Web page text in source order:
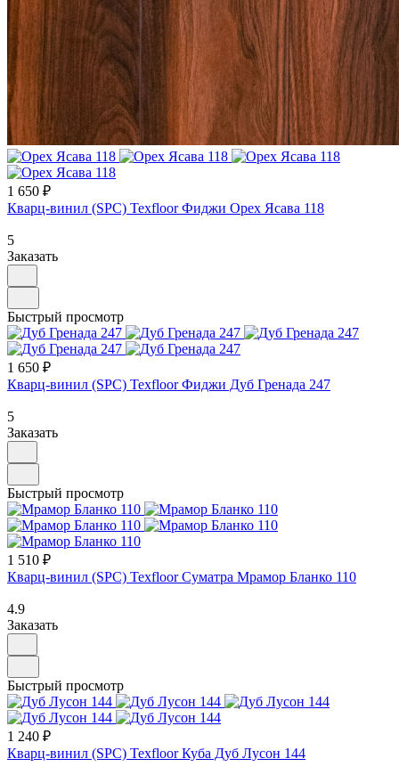
1 650 ₽
Кварц-винил (SPC) Texfloor Фиджи Орех Ясава 118
5
Заказать
Быстрый просмотр
1 650 ₽
Кварц-винил (SPC) Texfloor Фиджи Дуб Гренада 247
5
Заказать
Быстрый просмотр
1 510 ₽
Кварц-винил (SPC) Texfloor Суматра Мрамор Бланко 110
4.9
Заказать
Быстрый просмотр
1 240 ₽
Кварц-винил (SPC) Texfloor Куба Дуб Лусон 144